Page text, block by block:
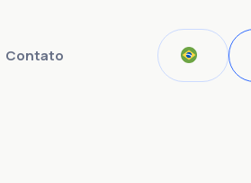
Contato